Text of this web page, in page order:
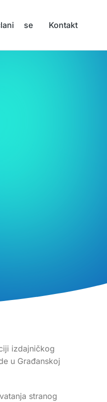
se Kontakt
izdajničkog
u Građanskoj
stranog